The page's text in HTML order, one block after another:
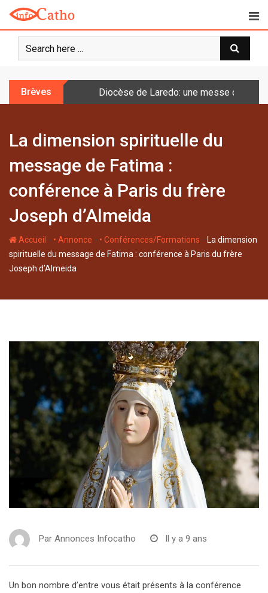
o
Brèves Diocèse de Laredo: une messe
La dimension spirituelle du
message de Fatima :
conférence à Paris du frère
Joseph d’Almeida
Accueil - • Annonce - • Conférences/Formations - La dimension
spirituelle du message de Fatima : conférence à Paris du frère
Joseph d’Almeida
Par Annonces Infocatho Il y a 9 ans
Un bon nombre d’entre vous était présents à la conférence